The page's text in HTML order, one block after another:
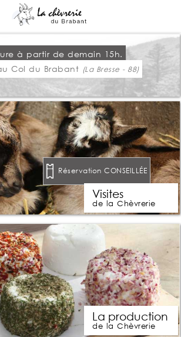
à partir de demain 15h.
Col du Brabant (La Bresse - 88)
Visites
de la Chèvrerie
Réservation CONSEILLÉE
La production
de la Chèvrerie